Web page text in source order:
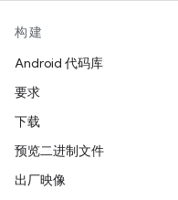
构建
Android 代码库
要求
下载
预览二进制文件
出厂映像